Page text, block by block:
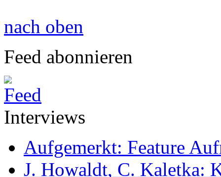
nach oben
Feed abonnieren
Interviews
Aufgemerkt: Feature
J. Howaldt, C. Kaletka: